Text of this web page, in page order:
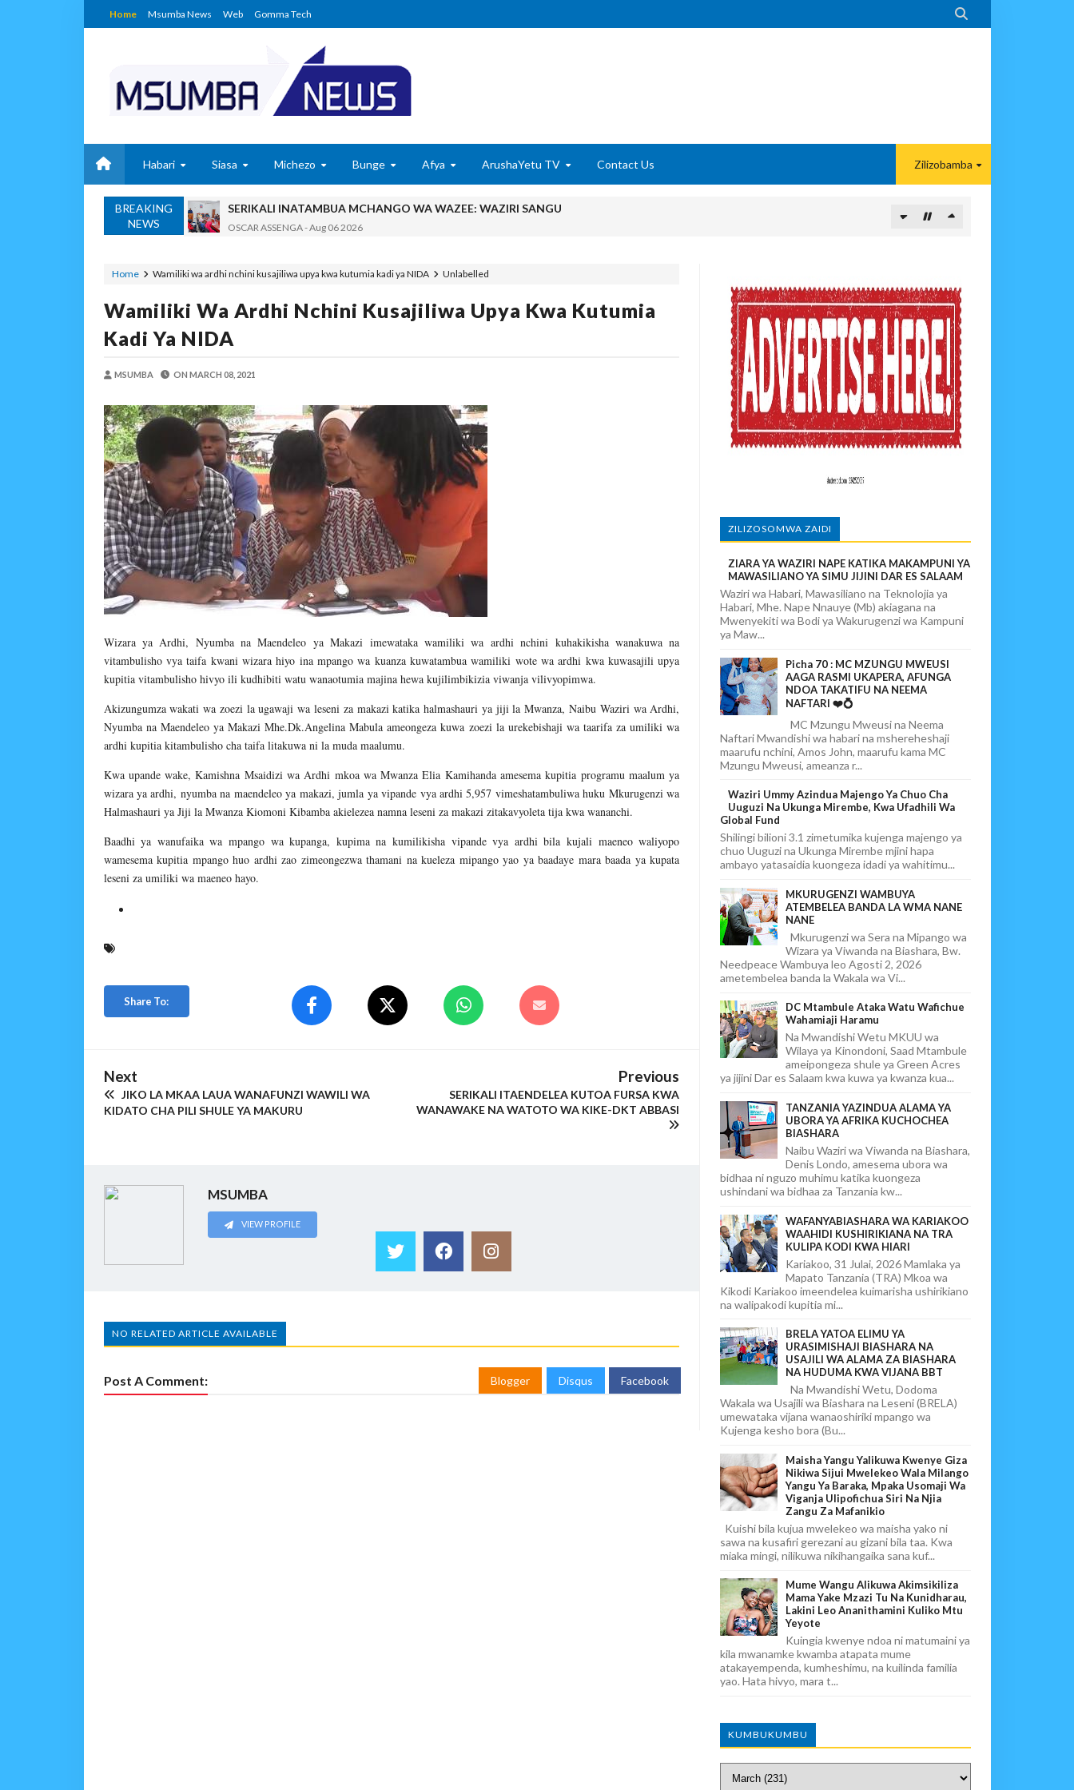
Home Msumba News Web Gomma Tech 
Habari Siasa Michezo Bunge Afya ArushaYetu TV Contact Us Zilizobamba
BREAKING
NEWS
SERIKALI INATAMBUA MCHANGO WA WAZEE: WAZIRI SANGU
OSCAR ASSENGA-Aug 06 2026
OSCAR ASSENGA Aug 06 2026
BRELA YATOA ELIMU YA URASIMISHAJI BIASHARA NA USAJILI WA ALAMA ZA BIASHARA NA HUDUMA KWA VIJANA BBT
Alex Sonna -Aug 06 2026
OSCAR ASSENGA
Maisha Yangu Yalikuwa Kwenye Giza Nikiwa Sijui Mwelekeo Wala Milango Yangu Ya Baraka, Mpaka Usomaji Wa Viganja Ulipofichua Siri Na Njia Zangu Za
MWANRI APOKELEWA MAKAO MAKUU YA CCM DODOMA
OSCAR ASSENGA-Aug 06 2026
Umaskini Na Madeni Yalitishia Kuangamiza Heshima Na Maisha Ya Familia Yangu, Mpaka Nilipovunja Mikosi Na Kushuhudia Tajiriba Ikirejea Nyumbani
Zawadi-Aug 06 2026
MFUMO WA M+2 WAIMARISHA UHAKIKA WA MAFUTA NCHINI
OSCAR ASSENGA Aug 06 2026
DKT. SIMBEYE AWATAKA WAKUU WA VYUO KUZALISHA WALIMU WENYE UMAHIRI NA MAADILI
Alex Sonna- Aug 06 2026
SERIKALI YASISITIZA USHINDANI WA HAKI KUCHOCHEA UKUAJI WA UCHUMI
Alex Sonna-Aug 06 2026
Home Unlabelled
Wamiliki wa ardhi nchini kusajiliwa upya kwa kutumia kadi ya NIDA
Wamiliki Wa Ardhi Nchini Kusajiliwa Upya Kwa Kutumia
Kadi Ya NIDA
MSUMBA ON MARCH 08, 2021
Wizara ya Ardhi, Nyumba na Maendeleo ya Makazi imewataka wamiliki wa ardhi nchini kuhakikisha wanakuwa na
vitambulisho vya taifa kwani wizara hiyo ina mpango wa kuanza kuwatambua wamiliki wote wa ardhi kwa kuwasajili upya
kupitia vitambulisho hivyo ili kudhibiti watu wanaotumia majina hewa kujilimbikizia viwanja vilivyopimwa.
Akizungumza wakati wa zoezi la ugawaji wa leseni za makazi katika halmashauri ya jiji la Mwanza, Naibu Waziri wa Ardhi,
Nyumba na Maendeleo ya Makazi Mhe.Dk.Angelina Mabula ameongeza kuwa zoezi la urekebishaji wa taarifa za umiliki wa
ardhi kupitia kitambulisho cha taifa litakuwa ni la muda maalumu.
Kwa upande wake, Kamishna Msaidizi wa Ardhi mkoa wa Mwanza Elia Kamihanda amesema kupitia programu maalum ya
wizara ya ardhi, nyumba na maendeleo ya makazi, jumla ya vipande vya ardhi 5,957 vimeshatambuliwa huku Mkurugenzi wa
Halmashauri ya Jiji la Mwanza Kiomoni Kibamba akielezea namna leseni za makazi zitakavyoleta tija kwa wananchi.
Baadhi ya wanufaika wa mpango wa kupanga, kupima na kumilikisha vipande vya ardhi bila kujali maeneo waliyopo
wamesema kupitia mpango huo ardhi zao zimeongezwa thamani na kueleza mipango yao ya baadaye mara baada ya kupata
leseni za umiliki wa maeneo hayo.
Share To:
Next
JIKO LA MKAA LAUA WANAFUNZI WAWILI WA
KIDATO CHA PILI SHULE YA MAKURU
Previous
SERIKALI ITAENDELEA KUTOA FURSA KWA
WANAWAKE NA WATOTO WA KIKE-DKT ABBASI
MSUMBA
VIEW PROFILE
NO RELATED ARTICLE AVAILABLE
Post A Comment: Blogger Disqus Facebook
ZILIZOSOMWA ZAIDI
ZIARA YA WAZIRI NAPE KATIKA MAKAMPUNI YA
MAWASILIANO YA SIMU JIJINI DAR ES SALAAM
Waziri wa Habari, Mawasiliano na Teknolojia ya
Habari, Mhe. Nape Nnauye (Mb) akiagana na
Mwenyekiti wa Bodi ya Wakurugenzi wa Kampuni
ya Maw...
Picha 70 : MC MZUNGU MWEUSI
AAGA RASMI UKAPERA, AFUNGA
NDOA TAKATIFU NA NEEMA
NAFTARI ❤️💍
MC Mzungu Mweusi na Neema
Naftari Mwandishi wa habari na mshereheshaji
maarufu nchini, Amos John, maarufu kama MC
Mzungu Mweusi, ameanza r...
Waziri Ummy Azindua Majengo Ya Chuo Cha
Uuguzi Na Ukunga Mirembe, Kwa Ufadhili Wa
Global Fund
Shilingi bilioni 3.1 zimetumika kujenga majengo ya
chuo Uuguzi na Ukunga Mirembe mjini hapa
ambayo yatasaidia kuongeza idadi ya wahitimu...
MKURUGENZI WAMBUYA
ATEMBELEA BANDA LA WMA NANE
NANE
Mkurugenzi wa Sera na Mipango wa
Wizara ya Viwanda na Biashara, Bw.
Needpeace Wambuya leo Agosti 2, 2026
ametembelea banda la Wakala wa Vi...
DC Mtambule Ataka Watu Wafichue
Wahamiaji Haramu
Na Mwandishi Wetu MKUU wa
Wilaya ya Kinondoni, Saad Mtambule
ameipongeza shule ya Green Acres
ya jijini Dar es Salaam kwa kuwa ya kwanza kua...
TANZANIA YAZINDUA ALAMA YA
UBORA YA AFRIKA KUCHOCHEA
BIASHARA
Naibu Waziri wa Viwanda na Biashara,
Denis Londo, amesema ubora wa
bidhaa ni nguzo muhimu katika kuongeza
ushindani wa bidhaa za Tanzania kw...
WAFANYABIASHARA WA KARIAKOO
WAAHIDI KUSHIRIKIANA NA TRA
KULIPA KODI KWA HIARI
Kariakoo, 31 Julai, 2026 Mamlaka ya
Mapato Tanzania (TRA) Mkoa wa
Kikodi Kariakoo imeendelea kuimarisha ushirikiano
na walipakodi kupitia mi...
BRELA YATOA ELIMU YA
URASIMISHAJI BIASHARA NA
USAJILI WA ALAMA ZA BIASHARA
NA HUDUMA KWA VIJANA BBT
Na Mwandishi Wetu, Dodoma
Wakala wa Usajili wa Biashara na Leseni (BRELA)
umewataka vijana wanaoshiriki mpango wa
Kujenga kesho bora (Bu...
Maisha Yangu Yalikuwa Kwenye Giza
Nikiwa Sijui Mwelekeo Wala Milango
Yangu Ya Baraka, Mpaka Usomaji Wa
Viganja Ulipofichua Siri Na Njia
Zangu Za Mafanikio
Kuishi bila kujua mwelekeo wa maisha yako ni
sawa na kusafiri gerezani au gizani bila taa. Kwa
miaka mingi, nilikuwa nikihangaika sana kuf...
Mume Wangu Alikuwa Akimsikiliza
Mama Yake Mzazi Tu Na Kunidharau,
Lakini Leo Ananithamini Kuliko Mtu
Yeyote
Kuingia kwenye ndoa ni matumaini ya
kila mwanamke kwamba atapata mume
atakayempenda, kumheshimu, na kuilinda familia
yao. Hata hivyo, mara t...
KUMBUKUMBU